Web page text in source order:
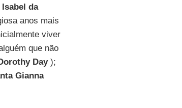
Isabel da
anos mais
viver
que não
Day);
Gianna